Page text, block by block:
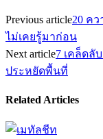
Previous article20 ค
ไม่เคยรู้มาก่อน
Next article7 เคล็ดลั
ประหยัดพื้นที่
Related Articles